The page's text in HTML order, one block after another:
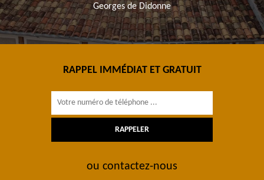
Georges de Didonne
RAPPEL IMMÉDIAT ET GRATUIT
ou contactez-nous